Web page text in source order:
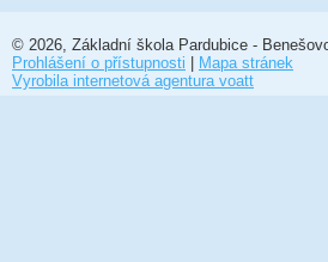
© 2026, Základní škola Pardubice -
Prohlášení o přístupnosti | Mapa stránek
Vyrobila internetová agentura voatt